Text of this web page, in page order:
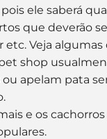
ele saberá
que deverão
etc. Veja algumas
shop
apelam pata
e os